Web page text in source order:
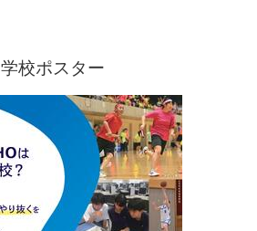
学校ポスター